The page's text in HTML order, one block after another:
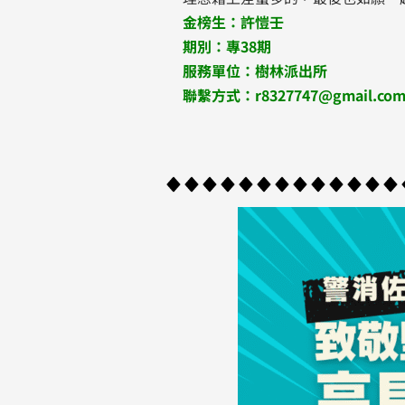
金榜生：許愷壬
期別：專38期
服務單位：樹林派出所
聯繫方式：r8327747@gmail.com